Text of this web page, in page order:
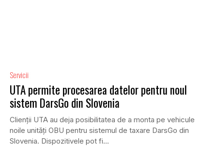
Servicii
UTA permite procesarea datelor pentru noul
sistem DarsGo din Slovenia
Clienții UTA au deja posibilitatea de a monta pe vehicule
noile unități OBU pentru sistemul de taxare DarsGo din
Slovenia. Dispozitivele pot fi...